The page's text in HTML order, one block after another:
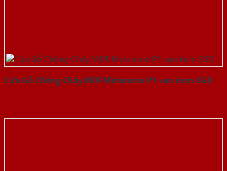
Cửa Gỗ Chống Cháy MDF Melamine P1 van kem-SGD